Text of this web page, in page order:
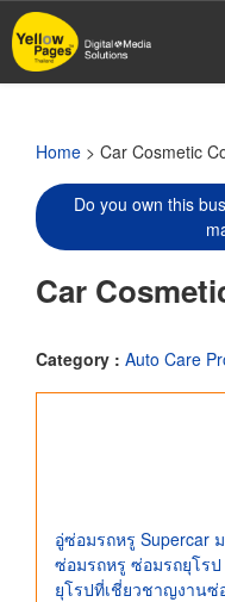
Skip
to
main
Home > Car Cosmetic
Do you own this
Car
Category : Auto Care
อู่ซ่อมรถหรู Supercar
ซ่อมรถหรู ซ่อมรถยุโร
ยุโรปที่เชี่ยวชาญงานซ่